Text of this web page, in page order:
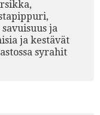
ja
ja kestävät
syrahit